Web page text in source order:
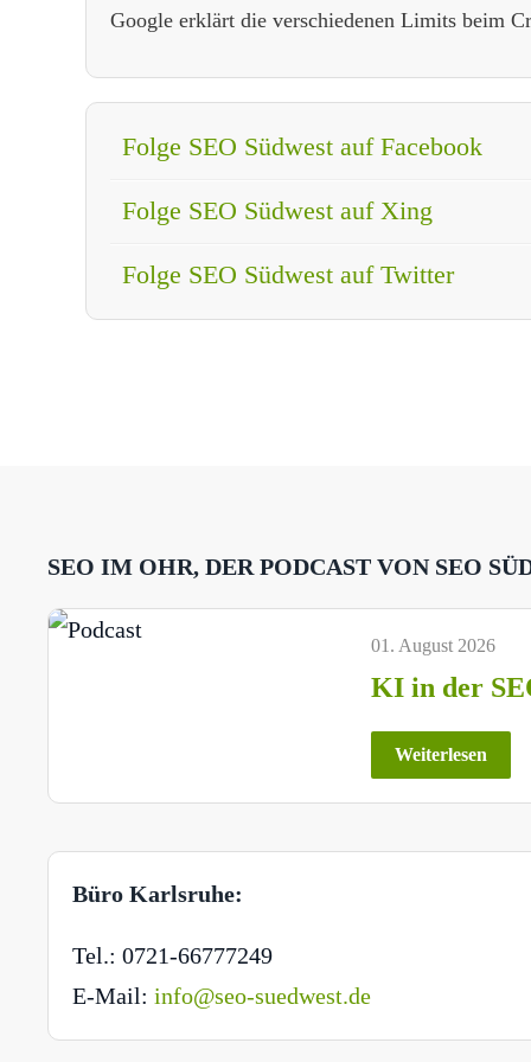
Google erklärt die verschiedenen Limits beim
Folge SEO Südwest auf Facebook
Folge SEO Südwest auf Xing
Folge SEO Südwest auf Twitter
SEO IM OHR, DER PODCAST VON SEO
01. August 2026
KI in der
Weiterlesen
Büro Karlsruhe:
Tel.: 0721-66777249
E-Mail: info@seo-suedwest.de